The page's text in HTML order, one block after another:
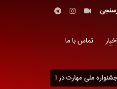
اخبار تماس با ما